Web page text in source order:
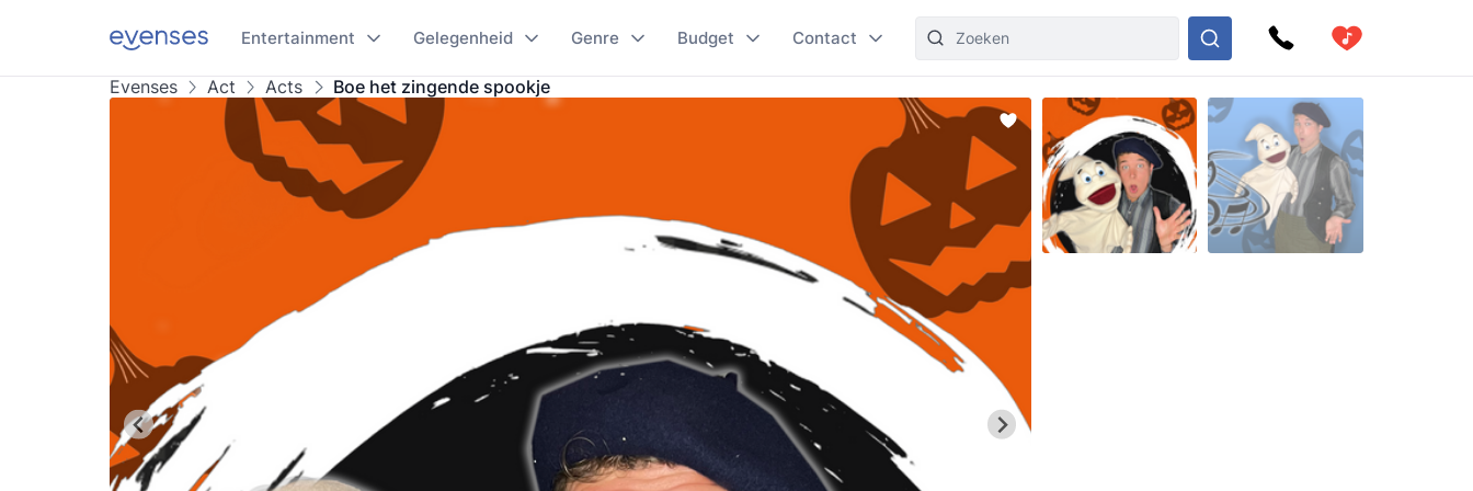
Entertainment Gelegenheid Genre Budget Contact
Evenses Act Acts Boe het zingende spookje